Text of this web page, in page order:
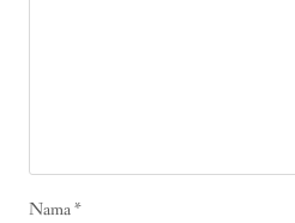
Nama*